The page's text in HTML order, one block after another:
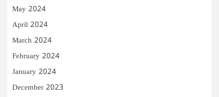
May 2024
April 2024
March 2024
February 2024
January 2024
December 2023